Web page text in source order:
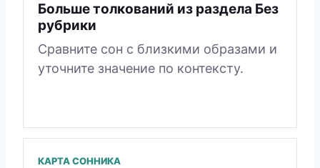
Больше толкований из раздела Без
рубрики
Сравните сон с близкими образами и
уточните значение по контексту.
КАРТА СОННИКА